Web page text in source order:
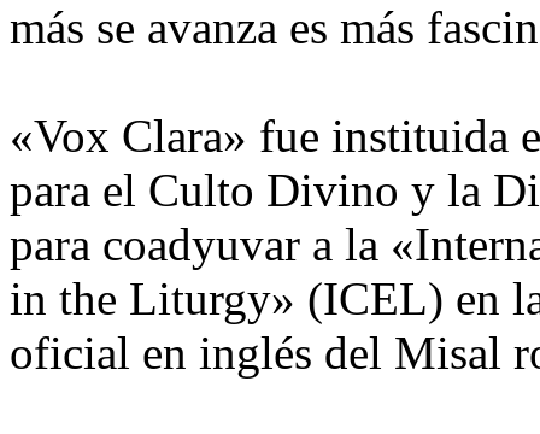
más se avanza es más
«Vox Clara» fue instituida
para el Culto Divino y la
para coadyuvar a la
in the Liturgy» (ICEL) en
oficial en inglés del Misal